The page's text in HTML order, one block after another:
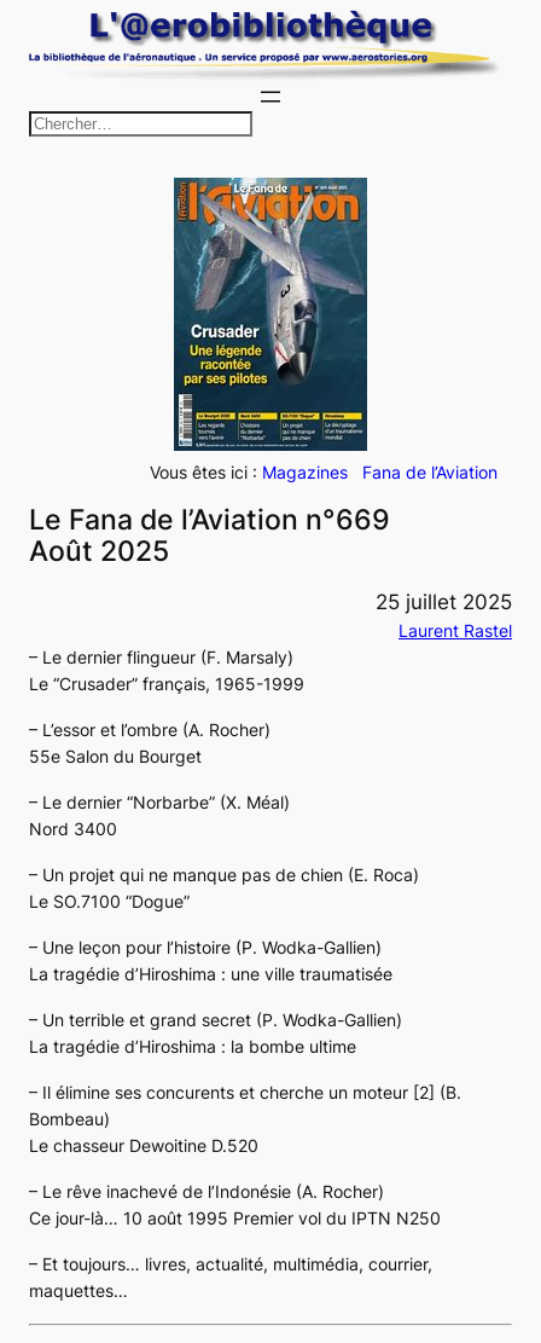
au
c
h
e
r
c
h
e
r
Vous êtes ici : Magazines Fana de l’Aviation
Le Fana de l’Aviation n°669
Août 2025
25 juillet 2025
Laurent Rastel
– Le dernier flingueur (F. Marsaly)
Le “Crusader” français, 1965-1999
– L’essor et l’ombre (A. Rocher)
55e Salon du Bourget
– Le dernier “Norbarbe” (X. Méal)
Nord 3400
– Un projet qui ne manque pas de chien (E. Roca)
Le SO.7100 “Dogue”
– Une leçon pour l’histoire (P. Wodka-Gallien)
La tragédie d’Hiroshima : une ville traumatisée
– Un terrible et grand secret (P. Wodka-Gallien)
La tragédie d’Hiroshima : la bombe ultime
– Il élimine ses concurents et cherche un moteur [2] (B.
Bombeau)
Le chasseur Dewoitine D.520
– Le rêve inachevé de l’Indonésie (A. Rocher)
Ce jour-là… 10 août 1995 Premier vol du IPTN N250
– Et toujours… livres, actualité, multimédia, courrier,
maquettes…